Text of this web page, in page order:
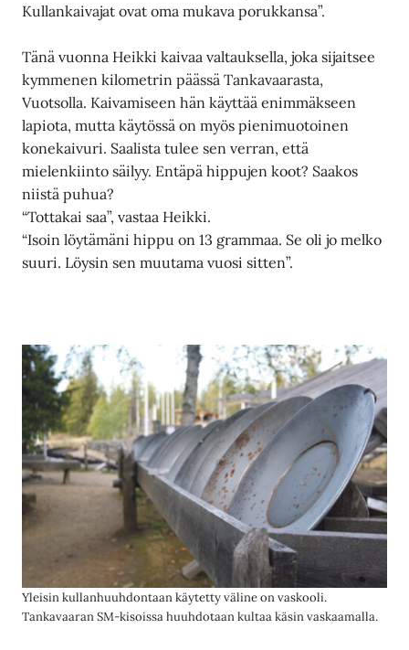
Kullankaivajat ovat oma mukava porukkansa”.
Tänä vuonna Heikki kaivaa valtauksella, joka sijaitsee
kymmenen kilometrin päässä Tankavaarasta,
Vuotsolla. Kaivamiseen hän käyttää enimmäkseen
lapiota, mutta käytössä on myös pienimuotoinen
konekaivuri. Saalista tulee sen verran, että
mielenkiinto säilyy. Entäpä hippujen koot? Saakos
niistä puhua?
“Tottakai saa”, vastaa Heikki.
“Isoin löytämäni hippu on 13 grammaa. Se oli jo melko
suuri. Löysin sen muutama vuosi sitten”.
Yleisin kullanhuuhdontaan käytetty väline on vaskooli.
Tankavaaran SM-kisoissa huuhdotaan kultaa käsin vaskaamalla.